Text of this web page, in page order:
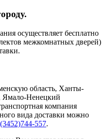
осуществляет бесплатно
межкомнатных дверей)
область, Ханты-
Ямало-Ненецкий
компания
вида доставки можно
557.